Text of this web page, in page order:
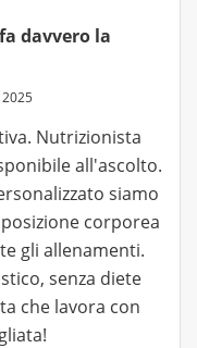
davvero la
Nutrizionista
all'ascolto.
siamo
corporea
gli allenamenti.
senza diete
che lavora con